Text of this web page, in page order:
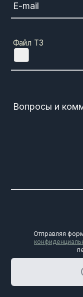
E-mail
Файл ТЗ
Вопросы и
Отправляя